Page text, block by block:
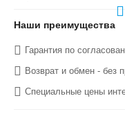
Наши преимущества
Гарантия по
Возврат и обмен - без
Специальные цены